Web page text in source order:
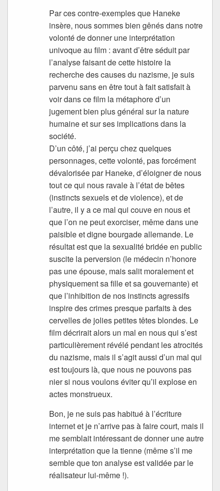
Par ces contre-exemples que Haneke
insère, nous sommes bien gênés dans notre
volonté de donner une interprétation
univoque au film : avant d’être séduit par
l’analyse faisant de cette histoire la
recherche des causes du nazisme, je suis
parvenu sans en être tout à fait satisfait à
voir dans ce film la métaphore d’un
jugement bien plus général sur la nature
humaine et sur ses implications dans la
société.
D’un côté, j’ai perçu chez quelques
personnages, cette volonté, pas forcément
dévalorisée par Haneke, d’éloigner de nous
tout ce qui nous ravale à l’état de bêtes
(instincts sexuels et de violence), et de
l’autre, il y a ce mal qui couve en nous et
que l’on ne peut exorciser, même dans une
paisible et digne bourgade allemande. Le
résultat est que la sexualité bridée en public
suscite la perversion (le médecin n’honore
pas une épouse, mais salit moralement et
physiquement sa fille et sa gouvernante) et
que l’inhibition de nos instincts agressifs
inspire des crimes presque parfaits à des
cervelles de jolies petites têtes blondes. Le
film décrirait alors un mal en nous qui s’est
particulièrement révélé pendant les atrocités
du nazisme, mais il s’agit aussi d’un mal qui
est toujours là, que nous ne pouvons pas
nier si nous voulons éviter qu’il explose en
actes monstrueux.
Bon, je ne suis pas habitué à l’écriture
internet et je n’arrive pas à faire court, mais il
me semblait intéressant de donner une autre
interprétation que la tienne (même s’il me
semble que ton analyse est validée par le
réalisateur lui-même !).